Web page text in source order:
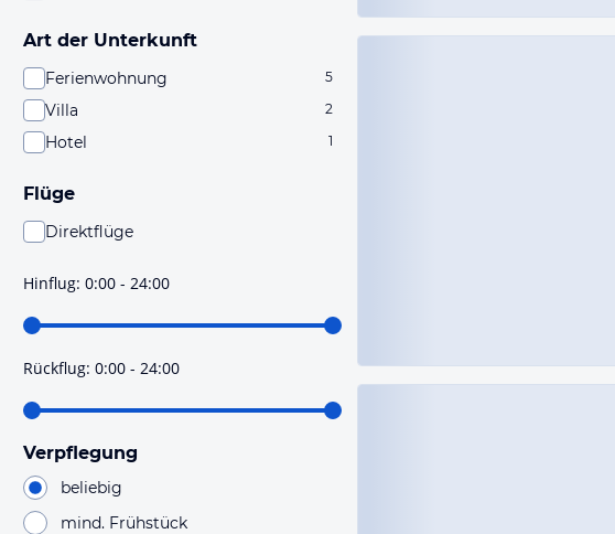
Art der Unterkunft
Ferienwohnung 5
Villa 2
Hotel 1
Flüge
Direktflüge
hoher Wahrscheinlichkeit Direktflüge sind. Bitte
prüfe vor der Buchung noch einmal die Flugdetails.
Hinflug: 0:00 - 24:00
Rückflug: 0:00 - 24:00
Verpflegung
beliebig
mind. Frühstück